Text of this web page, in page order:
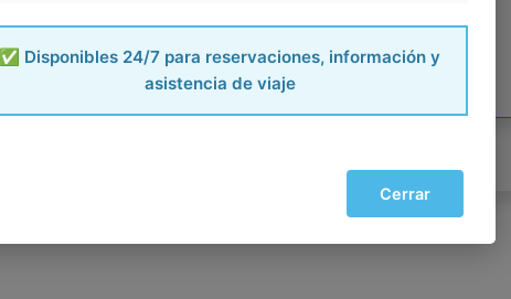
✅ Disponibles 24/7 para reservaciones, información y
asistencia de viaje
Cerrar